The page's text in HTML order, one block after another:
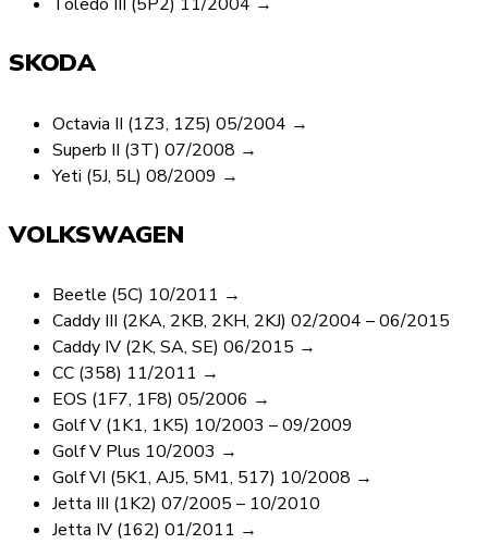
SKODA
Octavia II (1Z3, 1Z5) 05/2004 →
Superb II (3T) 07/2008 →
Yeti (5J, 5L) 08/2009 →
VOLKSWAGEN
Beetle (5C) 10/2011 →
Caddy III (2KA, 2KB, 2KH, 2KJ) 02/2004 – 06/2015
Caddy IV (2K, SA, SE) 06/2015 →
CC (358) 11/2011 →
EOS (1F7, 1F8) 05/2006 →
Golf V (1K1, 1K5) 10/2003 – 09/2009
Golf V Plus 10/2003 →
Golf VI (5K1, AJ5, 5M1, 517) 10/2008 →
Jetta III (1K2) 07/2005 – 10/2010
Jetta IV (162) 01/2011 →